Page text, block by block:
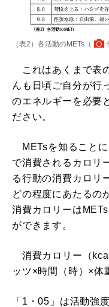
（表2）各活動のMETs（
これはあくまで表
んも日頃ご自分が行
のエネルギーを必要
ださい。
METsを知ることに
で消費されるカロリ
る行動の消費カロリ
どの程度にあたるの
消費カロリーは
ができます。
消費カロリー（
ッツ×時間（時）×体
「1・05」は活動強